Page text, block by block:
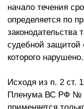
начало течения
определяется по
законодательства
судебной
которого нарушено.
Исходя из п. 2 ст.
Пленума ВС РФ №